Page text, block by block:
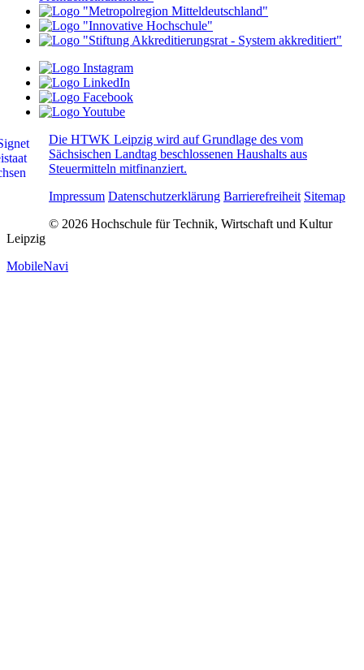
Die HTWK Leipzig wird auf Grundlage des vom
Sächsischen Landtag beschlossenen Haushalts aus
Steuermitteln mitfinanziert.
Impressum Datenschutzerklärung Barrierefreiheit Sitemap
© 2026 Hochschule für Technik, Wirtschaft und Kultur
Leipzig
MobileNavi